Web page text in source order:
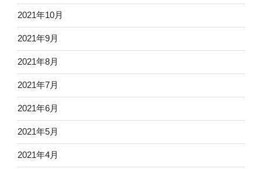
2021年10月
2021年9月
2021年8月
2021年7月
2021年6月
2021年5月
2021年4月